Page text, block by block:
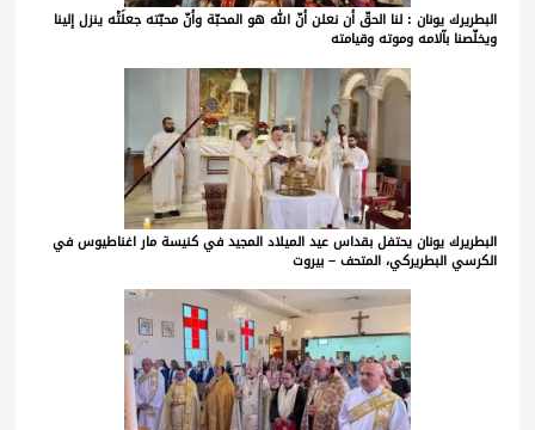
البطريرك يونان : لنا الحقّ أن نعلن أنّ الله هو المحبّة وأنّ محبّته جعلَتْه ينزل إلينا
ويخلّصنا بآلامه وموته وقيامته
البطريرك يونان يحتفل بقداس عيد الميلاد المجيد في كنيسة مار اغناطيوس في
الكرسي البطريركي، المتحف – بيروت